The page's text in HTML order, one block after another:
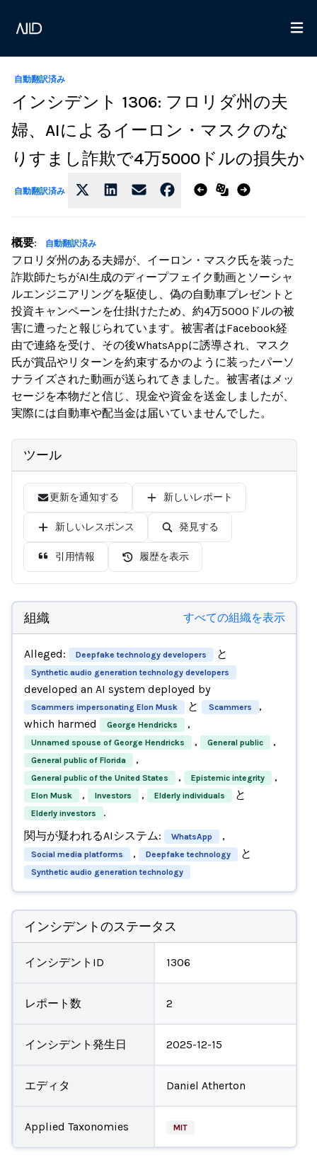
自動翻訳済み
インシデント 1306: フロリダ州の夫
婦、AIによるイーロン・マスクのな
りすまし詐欺で4万5000ドルの損失か
自動翻訳済み
概要: 自動翻訳済み
フロリダ州のある夫婦が、イーロン・マスク氏を装った
詐欺師たちがAI生成のディープフェイク動画とソーシャ
ルエンジニアリングを駆使し、偽の自動車プレゼントと
投資キャンペーンを仕掛けたため、約4万5000ドルの被
害に遭ったと報じられています。被害者はFacebook経
由で連絡を受け、その後WhatsAppに誘導され、マスク
氏が賞品やリターンを約束するかのように装ったパーソ
ナライズされた動画が送られてきました。被害者はメッ
セージを本物だと信じ、現金や資金を送金しましたが、
実際には自動車や配当金は届いていませんでした。
ツール
更新を通知する 新しいレポート
新しいレスポンス 発見する
引用情報 履歴を表示
組織 すべての組織を表示
Alleged: Deepfake technology developers と
Synthetic audio generation technology developers
developed an AI system deployed by
Scammers impersonating Elon Musk と Scammers
,
which harmed
George Hendricks ,
Unnamed spouse of George Hendricks , General public ,
General public of Florida ,
General public of the United States , Epistemic integrity ,
Elon Musk , Investors , Elderly individuals と
Elderly investors
.
関与が疑われるAIシステム:
WhatsApp ,
Social media platforms , Deepfake technology と
Synthetic audio generation technology
インシデントのステータス
インシデントID 1306
レポート数 2
インシデント発生日 2025-12-15
エディタ Daniel Atherton
Applied Taxonomies MIT